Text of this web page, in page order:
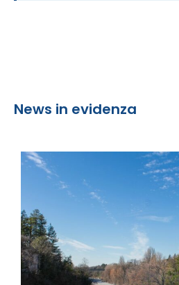
News in evidenza